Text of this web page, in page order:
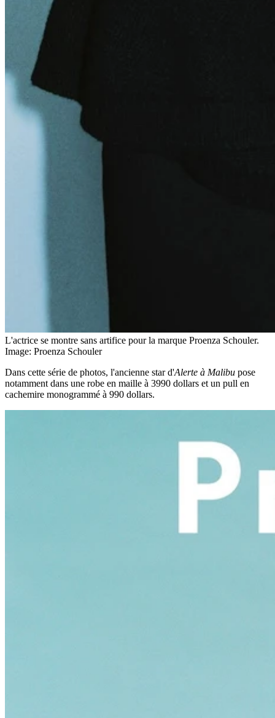
L'actrice se montre sans artifice pour la marque Proenza Schouler.
Image: Proenza Schouler
Dans cette série de photos, l'ancienne star d'Alerte à Malibu pose
notamment dans une robe en maille à 3990 dollars et un pull en
cachemire monogrammé à 990 dollars.